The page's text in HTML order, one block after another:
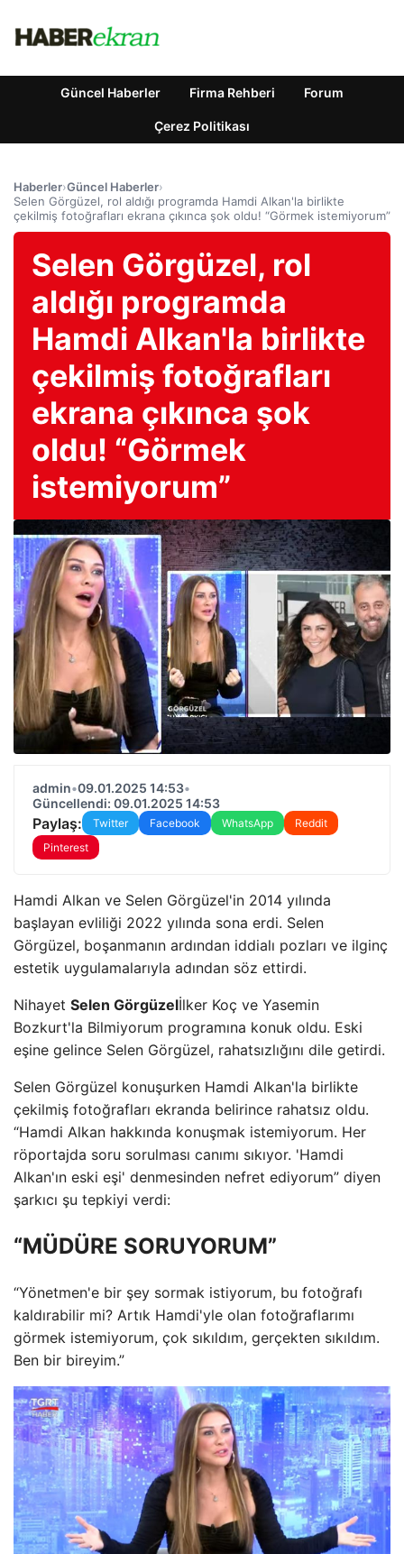
Güncel Haberler Firma Rehberi Forum
Çerez Politikası
Haberler›Güncel Haberler›
Selen Görgüzel, rol aldığı programda Hamdi Alkan'la birlikte
çekilmiş fotoğrafları ekrana çıkınca şok oldu! “Görmek istemiyorum”
Selen Görgüzel, rol
aldığı programda
Hamdi Alkan'la birlikte
çekilmiş fotoğrafları
ekrana çıkınca şok
oldu! “Görmek
istemiyorum”
admin•09.01.2025 14:53•
Güncellendi: 09.01.2025 14:53
Paylaş: Twitter Facebook WhatsApp
Reddit
Pinterest
Hamdi Alkan ve Selen Görgüzel'in 2014 yılında
başlayan evliliği 2022 yılında sona erdi. Selen
Görgüzel, boşanmanın ardından iddialı pozları ve ilginç
estetik uygulamalarıyla adından söz ettirdi.
Nihayet Selen Görgüzelİlker Koç ve Yasemin
Bozkurt'la Bilmiyorum programına konuk oldu. Eski
eşine gelince Selen Görgüzel, rahatsızlığını dile getirdi.
Selen Görgüzel konuşurken Hamdi Alkan'la birlikte
çekilmiş fotoğrafları ekranda belirince rahatsız oldu.
“Hamdi Alkan hakkında konuşmak istemiyorum. Her
röportajda soru sorulması canımı sıkıyor. 'Hamdi
Alkan'ın eski eşi' denmesinden nefret ediyorum” diyen
şarkıcı şu tepkiyi verdi:
“MÜDÜRE SORUYORUM”
“Yönetmen'e bir şey sormak istiyorum, bu fotoğrafı
kaldırabilir mi? Artık Hamdi'yle olan fotoğraflarımı
görmek istemiyorum, çok sıkıldım, gerçekten sıkıldım.
Ben bir bireyim.”